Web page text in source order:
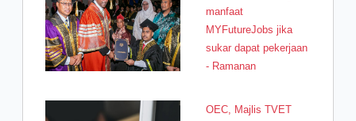
manfaat
MYFutureJobs jika
sukar dapat pekerjaan
- Ramanan
OEC, Majlis TVET